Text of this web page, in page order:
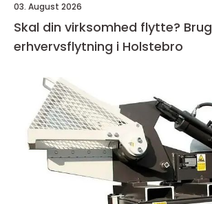
03. August 2026
Skal din virksomhed flytte? Brug
erhvervsflytning i Holstebro